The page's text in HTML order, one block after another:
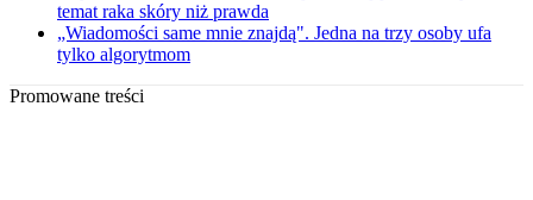
temat raka skóry niż prawda
„Wiadomości same mnie znajdą". Jedna na trzy osoby ufa
tylko algorytmom
Promowane treści